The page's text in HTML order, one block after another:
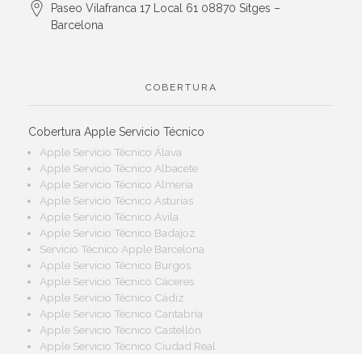
Paseo Vilafranca 17 Local 61 08870 Sitges –
Barcelona
COBERTURA
Cobertura Apple Servicio Técnico
Apple Servicio Técnico Álava
Apple Servicio Técnico Albacete
Apple Servicio Técnico Almería
Apple Servicio Técnico Asturias
Apple Servicio Técnico Ávila
Apple Servicio Técnico Badajoz
Servicio Técnico Apple Barcelona
Apple Servicio Técnico Burgos
Apple Servicio Técnico Cáceres
Apple Servicio Técnico Cádiz
Apple Servicio Técnico Cantabria
Apple Servicio Técnico Castellón
Apple Servicio Técnico Ciudad Real